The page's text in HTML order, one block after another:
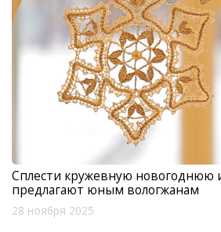
Сплести кружевную новогоднюю
предлагают юным вологжанам
28 ноября 2025